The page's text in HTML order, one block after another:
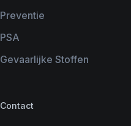
Preventie
PSA
Gevaarlijke Stoffen
Contact